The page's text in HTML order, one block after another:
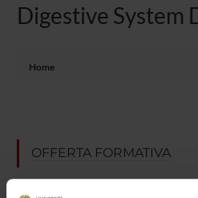
Digestive System
Home
OFFERTA FORMATIVA